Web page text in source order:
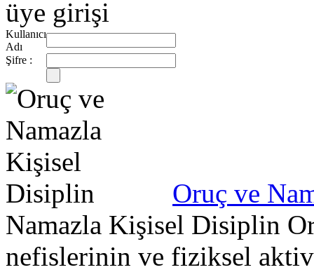
üye girişi
Kullanıcı
Adı
Şifre :
Oruç ve
Namazla Kişisel Disiplin
nefislerinin ve fiziksel